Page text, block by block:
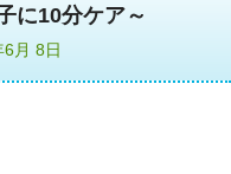
に10分ケア～
月 8日